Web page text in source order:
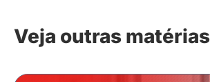
Veja outras matérias